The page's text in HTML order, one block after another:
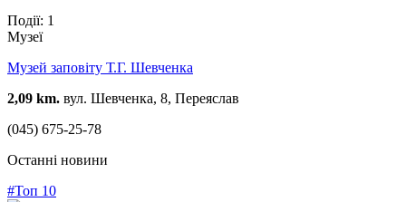
Події: 1
Музеї
Музей заповіту Т.Г. Шевченка
2,09 km. вул. Шевченка, 8, Переяслав
(045) 675-25-78
Останні новини
#Топ 10